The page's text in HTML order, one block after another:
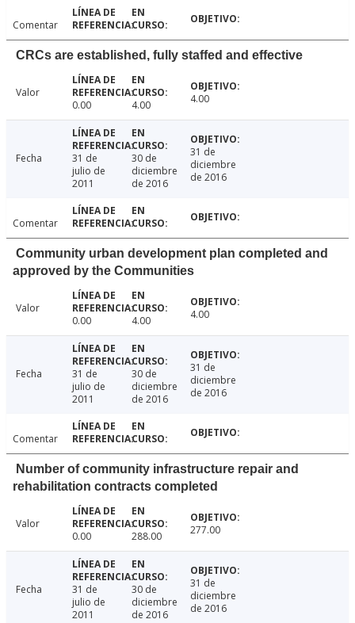
Comentar
CRCs are established, fully staffed and effective
Valor
0.00
4.00 4.00
Fecha
31 de
julio de
2011
30 de
diciembre
de 2016
31 de
diciembre
de 2016
Comentar
Community urban development plan completed and
approved by the Communities
Valor
0.00
4.00 4.00
Fecha
31 de
julio de
2011
30 de
diciembre
de 2016
31 de
diciembre
de 2016
Comentar
Number of community infrastructure repair and
rehabilitation contracts completed
Valor
0.00
288.00 277.00
Fecha
31 de
julio de
2011
30 de
diciembre
de 2016
31 de
diciembre
de 2016